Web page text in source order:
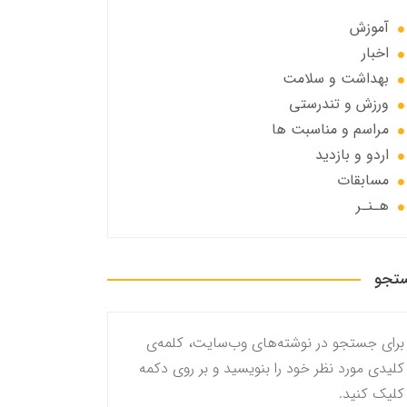
آموزش
اخبار
بهداشت و سلامت
ورزش و تندرستی
مراسم و مناسبت ها
اردو و بازدید
مسابقات
هـنـر
برای جستجو در نوشته‌های وب‌سایت، کلمه‌ی
کلیدی مورد نظر خود را بنویسید و بر روی دکمه
کلیک کنید.